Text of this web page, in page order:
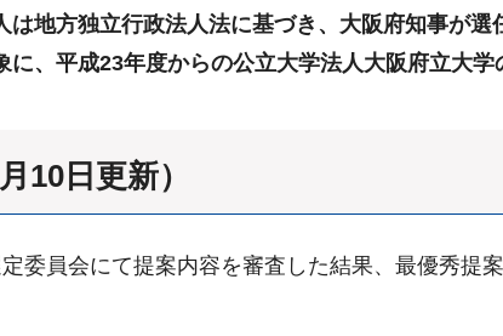
地方独立行政法人法に基づき、大阪府知事が選
、平成23年度からの公立大学法人大阪府立大学
10日更新）
委員会にて提案内容を審査した結果、最優秀提